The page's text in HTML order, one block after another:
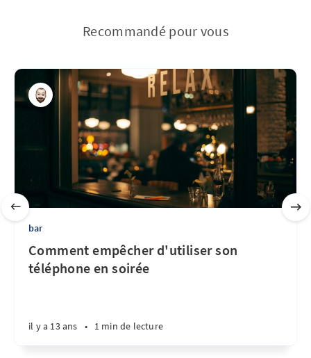
Recommandé pour vous
bar
Comment empêcher d'utiliser son
téléphone en soirée
il y a 13 ans • 1 min de lecture